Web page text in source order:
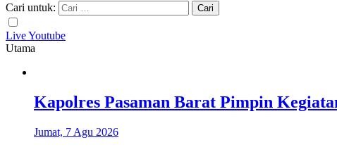
Cari untuk:
Live Youtube
Utama
Kapolres Pasaman Barat Pimpin
Jumat, 7 Agu 2026